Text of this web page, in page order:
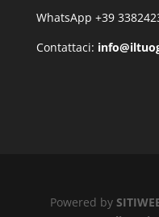
WhatsApp +39
Contattaci:
Powered by